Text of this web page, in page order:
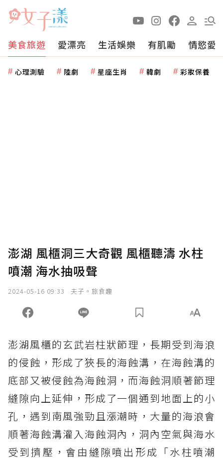
美食旅遊 愛漂亮 生活娛樂 有肌勵 情慾愛
心理測驗 陸劇 星座生肖 韓劇 彩妝保養
澎湖 風櫃洞三大奇觀 風櫃聽濤 水柱
噴潮 海水抽吸聲
2024-05-16 09:33 夫子。旅食趣
澎湖風櫃的玄武岩柱狀節理，長期受到海浪
的侵蝕，形成了狹長的海蝕溝，在海蝕溝的
底部又被侵蝕為海蝕洞，而海蝕洞順著節理
縫隙向上延伸，形成了一個通到地面上的小
孔，遇到南風強勁且漲潮時，大量的海浪會
順著海蝕溝灌入海蝕洞內，洞內空氣與海水
受到擠壓，會由縫隙噴出形成「水柱噴潮